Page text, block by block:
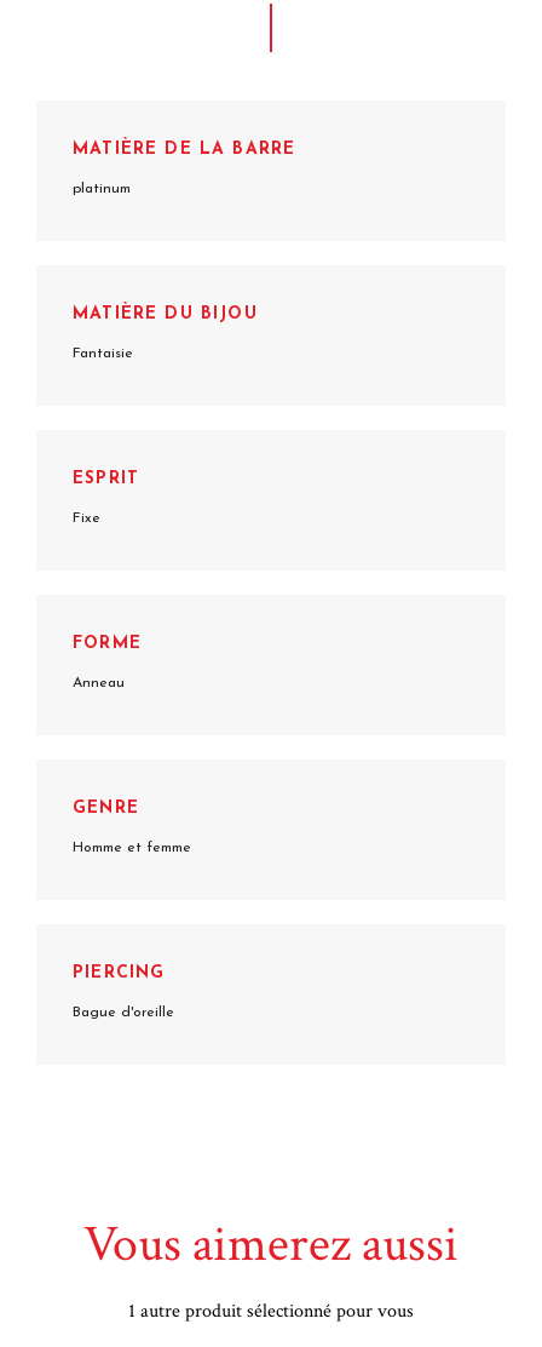
MATIÈRE DE LA BARRE
platinum
MATIÈRE DU BIJOU
Fantaisie
ESPRIT
Fixe
FORME
Anneau
GENRE
Homme et femme
PIERCING
Bague d'oreille
Vous aimerez aussi
1 autre produit sélectionné pour vous